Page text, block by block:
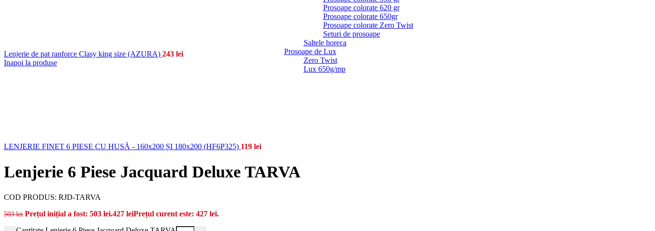
Prosoape colorate 620 gr
Prosoape colorate 650gr
Prosoape colorate Zero Twist
Seturi de prosoape
Saltele horeca
Prosoape de Lux
Zero Twist
Lux 650g/mp
Lenjerie de pat ranforce Clasy king size (AZURA) 243 lei
Inapoi la produse
LENJERIE FINET 6 PIESE CU HUSĂ - 160x200 ȘI 180x200 (HF6P325) 119 lei
Lenjerie 6 Piese Jacquard Deluxe TARVA
COD PRODUS: RJD-TARVA
503lei Prețul inițial a fost: 503 lei.427 leiPrețul curent este: 427 lei.